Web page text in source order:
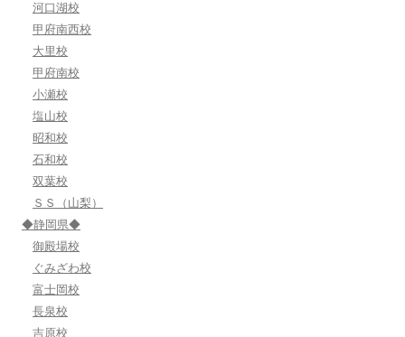
河口湖校
甲府南西校
大里校
甲府南校
小瀬校
塩山校
昭和校
石和校
双葉校
ＳＳ（山梨）
◆静岡県◆
御殿場校
ぐみざわ校
富士岡校
長泉校
吉原校